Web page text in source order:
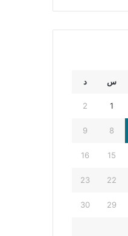
س د
1
2
8
9
15
16
22
23
29
30